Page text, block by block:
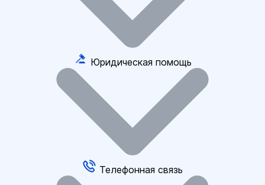
Юридическая помощь
Телефонная связь